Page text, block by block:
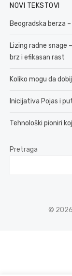
NOVI TEKSTOVI
Beogradska berza
Lizing radne snage
brz i efikasan rast
Koliko mogu da
Inicijativa Pojas i
Tehnološki pioniri
Pretraga
©